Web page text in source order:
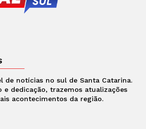
de notícias no sul de Santa Catarina.
e dedicação, trazemos atualizações
acontecimentos da região.